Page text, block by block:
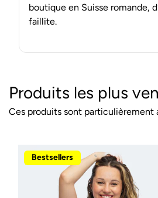
boutique en Suisse romande,
faillite.
Produits les plus
Ces produits sont particulièrement
Bestsellers